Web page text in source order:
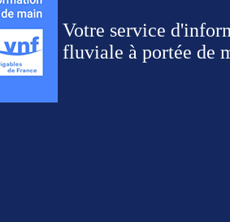
Votre service
fluviale à portée de